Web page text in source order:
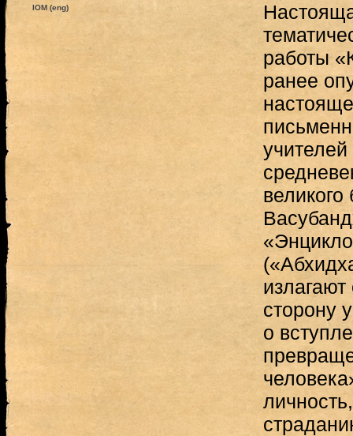
IOM (eng)
работы
ранее
великого
сторону
о